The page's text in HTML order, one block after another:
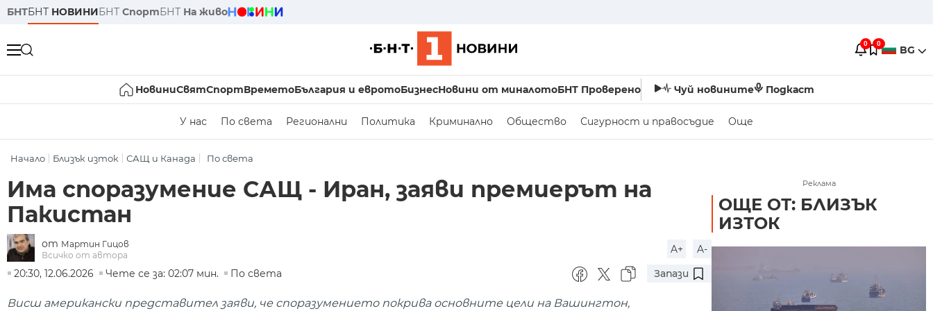
БНТБНТ НОВИНИБНТ СпортБНТ На живо
0 0 BG
НовиниСвятСпортВреметоБългария и евротоБизнесНовини от миналотоБНТ Проверено Чуй новините Подкаст
У нас По света Регионални Политика Криминално Общество Сигурност и правосъдие Още
Начало Близък изток САЩ и Канада По света
Има споразумение САЩ - Иран, заяви премиерът на
Пакистан
от Мартин Гицов
Всичко от автора
A+
A-
20:30, 12.06.2026
Чете се за: 02:07 мин. По света Запази
Висш американски представител заяви, че споразумението покрива основните цели на Вашингтон,
Реклама
ОЩЕ ОТ: БЛИЗЪК
ИЗТОК